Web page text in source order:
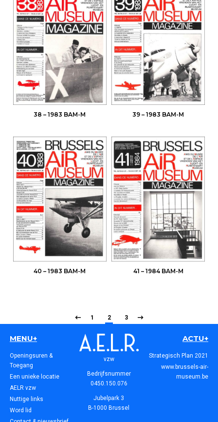
38 – 1983 BAM-M 39 – 1983 BAM-M
40 – 1983 BAM-M 41 – 1984 BAM-M
1 2 3
MENU+
Openingsuren &
Toegang
Een unieke locatie
AELR vzw
Nuttige links
Word lid
vzw
Bedrijfsnummer
0450.150.076
Jubelpark 3
B-1000 Brussel
ACTU+
Strategisch Plan 2021
www.brussels-air-
museum.be